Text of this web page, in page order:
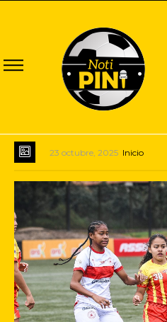
23 octubre, 2025 Inicio